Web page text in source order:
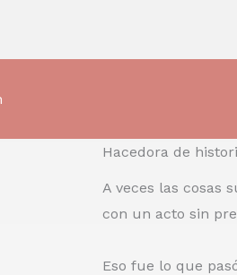
Hacedora de
A veces las cosas
con un acto sin
Eso fue lo que